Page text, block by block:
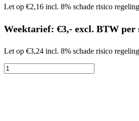
Let op €2,16 incl. 8% schade risico regeling
Weektarief: €3,- excl. BTW per
Let op €3,24 incl. 8% schade risico regeling
Klapschraag
50